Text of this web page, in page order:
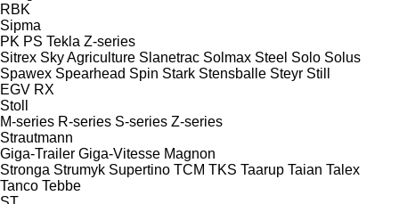
RBK
Sipma
PK PS Tekla Z-series
Sitrex Sky Agriculture Slanetrac Solmax Steel Solo Solus
Spawex Spearhead Spin Stark Stensballe Steyr Still
EGV RX
Stoll
M-series R-series S-series Z-series
Strautmann
Giga-Trailer Giga-Vitesse Magnon
Stronga Strumyk Supertino TCM TKS Taarup Taian Talex
Tanco Tebbe